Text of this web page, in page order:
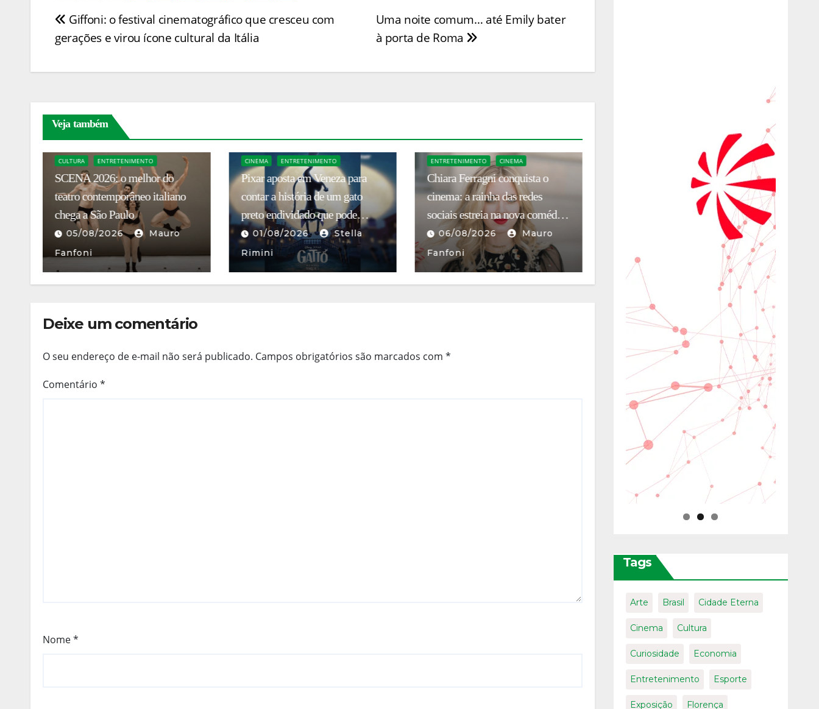
o
p
y
Li
m
ai
l
in
t
a
c
e
b
er
e
st
at
s
A
n
k
e
dI
ss
e
n
itt ar
Navegação
de
Post
Uma noite comum… até Emily bater
à porta de Roma
Giffoni: o festival cinematográfico que cresceu com
gerações e virou ícone cultural da Itália
Veja também
CINEMA ENTRETENIMENTO
Pixar aposta em Veneza para
contar a história de um gato
preto endividado que pode
conquistar o mundo
01/08/2026
Stella
Rimini
ENTRETENIMENTO CINEMA
Chiara Ferragni conquista o
cinema: a rainha das redes
sociais estreia na nova comédia
romântica do Prime Video
06/08/2026
Mauro
Fanfoni
CULTURA ENTRETENIMENTO
SCENA 2026: o melhor do
teatro contemporâneo italiano
chega a São Paulo
05/08/2026
Mauro
Fanfoni
ENTRETENIMENTO
Pixar aposta em Veneza para
contar a história de um gato
preto endividado que pode
Stella
Deixe um comentário
O seu endereço de e-mail não será publicado. Campos obrigatórios são marcados com *
Comentário *
Nome*
Tags
Arte Brasil Cidade Eterna
Cinema Cultura
Curiosidade Economia
Entretenimento Esporte
Exposição Florença